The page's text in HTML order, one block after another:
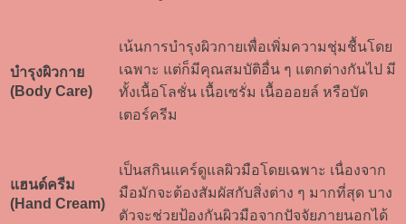
บำรุงผิวกาย
(Body Care)
เน้นการบำรุงผิวกายเพื่อเพิ่มความชุ่มชื้นโดย
เฉพาะ แต่ก็มีคุณสมบัติอื่น ๆ แตกต่างกันไป มี
ทั้งเนื้อโลชั่น เนื้อเซรั่ม เนื้อออยล์ หรือบัต
เตอร์ครีม
แฮนด์ครีม
(Hand Cream)
เป็นสกินแคร์ดูแลผิวมือโดยเฉพาะ เนื่องจาก
มือมักจะต้องสัมผัสกับสิ่งต่าง ๆ มากที่สุด บาง
ตัวจะช่วยป้องกันผิวมือจากปัจจัยภายนอกได้